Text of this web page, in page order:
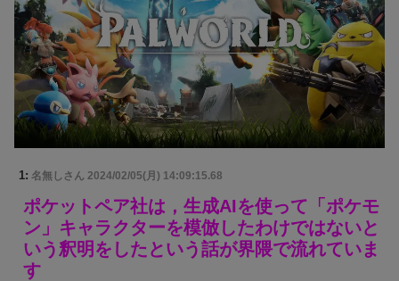
1: 名無しさん 2024/02/05(月) 14:09:15.68
ポケットペア社は，生成AIを使って「ポケモ
ン」キャラクターを模倣したわけではないと
いう釈明をしたという話が界隈で流れていま
す